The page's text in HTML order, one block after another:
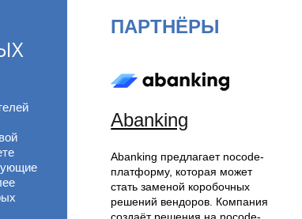
ПАРТНЁРЫ
Abanking
Abanking предлагает nocode-
платформу, которая может
стать заменой коробочных
решений вендоров. Компания